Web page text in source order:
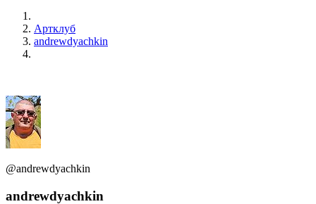
Артклуб
andrewdyachkin
@andrewdyachkin
andrewdyachkin